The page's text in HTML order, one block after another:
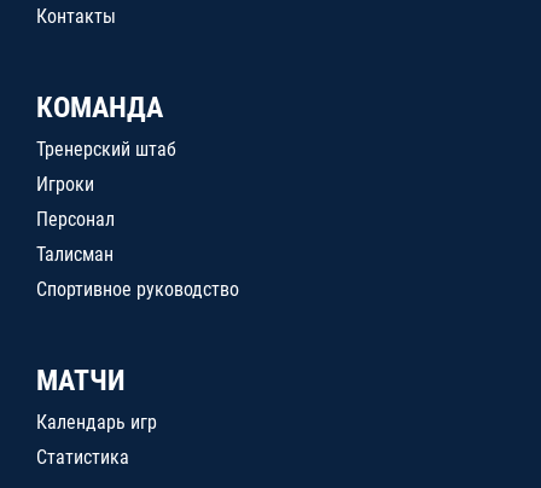
Контакты
КОМАНДА
Тренерский штаб
Игроки
Персонал
Талисман
Спортивное руководство
МАТЧИ
Календарь игр
Статистика